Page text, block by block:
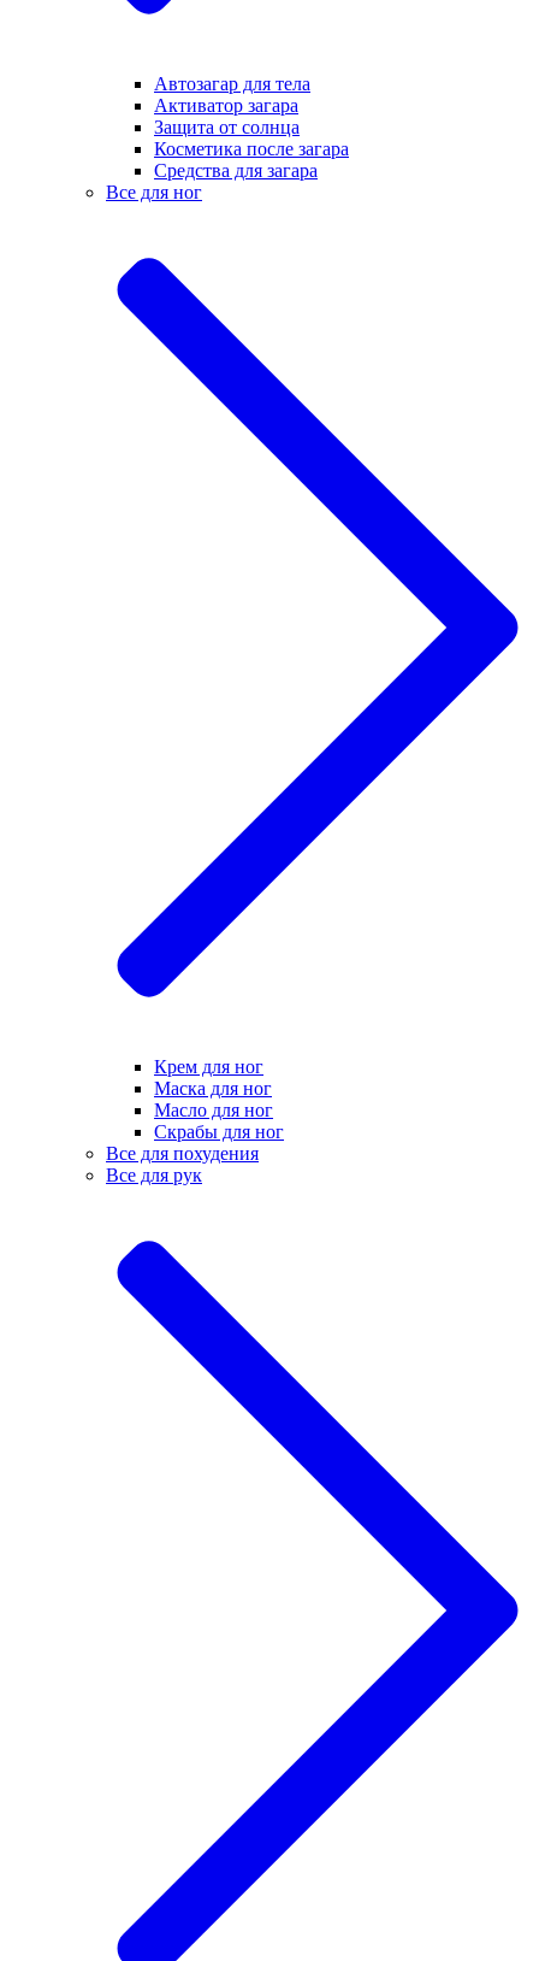
Автозагар для тела
Активатор загара
Защита от солнца
Косметика после загара
Средства для загара
Все для ног
Крем для ног
Маска для ног
Масло для ног
Скрабы для ног
Все для похудения
Все для рук